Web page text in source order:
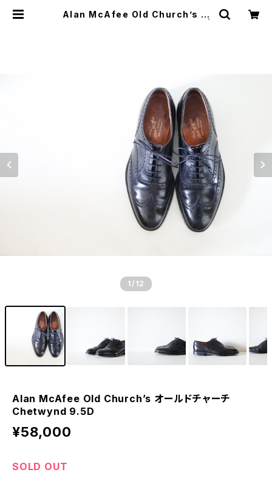
Alan McAfee Old Church’s オ
1 /12
Alan McAfee Old Church’s オールドチャーチ
Chetwynd 9.5D
¥58,000
SOLD OUT